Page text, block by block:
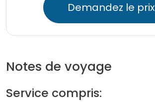
Demandez le prix
Notes de voyage
Service compris: